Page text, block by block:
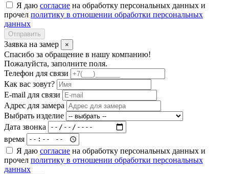
Я даю согласие на обработку персональных данных и
прочел политику в отношении обработки персональных
данных
Отправить
Заявка на замер ×
Спасибо за обращение в нашу компанию!
Пожалуйста, заполните поля.
Телефон для связи
Как вас зовут?
E-mail для связи
Адрес для замера
Выбрать изделие
Дата звонка
время
Я даю согласие на обработку персональных данных и
прочел политику в отношении обработки персональных
данных